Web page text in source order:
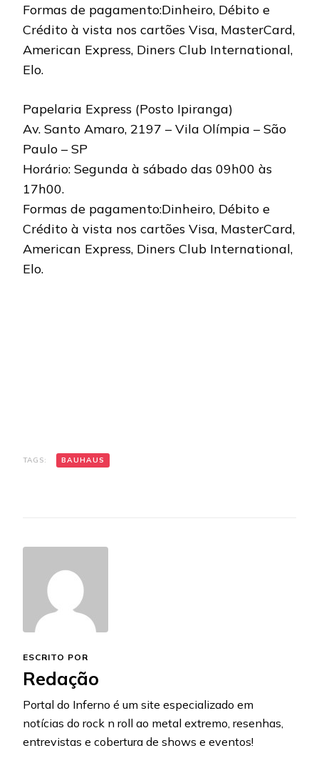
Formas de pagamento:Dinheiro, Débito e
Crédito à vista nos cartões Visa, MasterCard,
American Express, Diners Club International,
Elo.
Papelaria Express (Posto Ipiranga)
Av. Santo Amaro, 2197 – Vila Olímpia – São
Paulo – SP
Horário: Segunda à sábado das 09h00 às
17h00.
Formas de pagamento:Dinheiro, Débito e
Crédito à vista nos cartões Visa, MasterCard,
American Express, Diners Club International,
Elo.
TAGS: BAUHAUS
ESCRITO POR
Redação
Portal do Inferno é um site especializado em
notícias do rock n roll ao metal extremo, resenhas,
entrevistas e cobertura de shows e eventos!